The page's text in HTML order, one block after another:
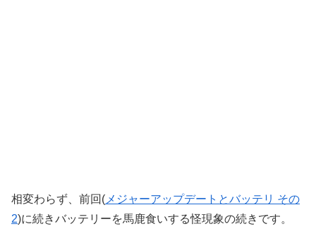
相変わらず、前回( メジャーアップデートとバッテリ その
2)に続きバッテリーを馬鹿食いする怪現象の続きです。